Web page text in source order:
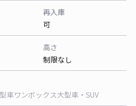
再入庫
可
高さ
制限なし
車ワンボックス大型車・SUV